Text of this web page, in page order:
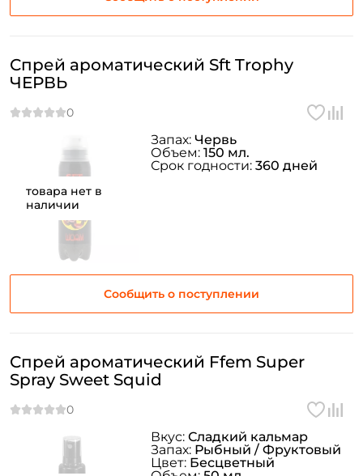
товара нет в
наличии
Спрей ароматический Sft Trophy
ЧЕРВЬ
Сообщить о поступлении
Запах: Червь
Объем: 150 мл.
Срок годности: 360 дней
Спрей ароматический Ffem Super
Spray Sweet Squid
Вкус: Сладкий кальмар
Запах: Рыбный / Фруктовый
Цвет: Бесцветный